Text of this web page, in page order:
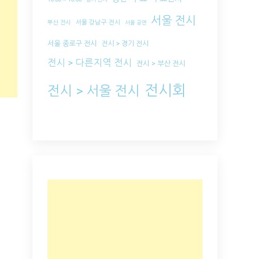
부산 전시 서울 강남구 전시 서울 공연 서울 전시
서울 종로구 전시 전시 > 경기 전시
전시 > 다른지역 전시 전시 > 부산 전시
전시 > 서울 전시 전시회